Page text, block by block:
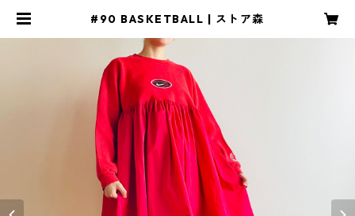
#90 BASKETBALL | ストア森